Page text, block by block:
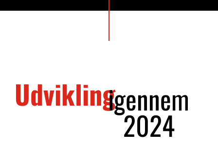
Udviklingigennem
2024